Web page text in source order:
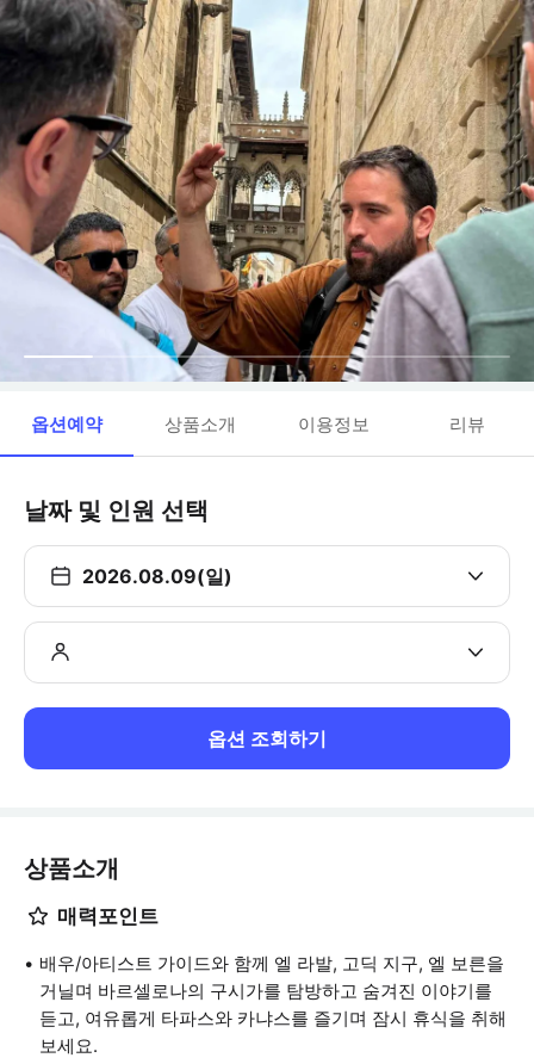
옵션예약 상품소개 이용정보 리뷰
날짜 및 인원 선택
2026.08.09(일)
옵션 조회하기
상품소개
매력포인트
배우/아티스트 가이드와 함께 엘 라발, 고딕 지구, 엘 보른을
거닐며 바르셀로나의 구시가를 탐방하고 숨겨진 이야기를
듣고, 여유롭게 타파스와 카냐스를 즐기며 잠시 휴식을 취해
보세요.